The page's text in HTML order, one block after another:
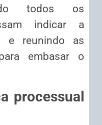
todos os
indicar a
e reunindo as
embasar o
processual